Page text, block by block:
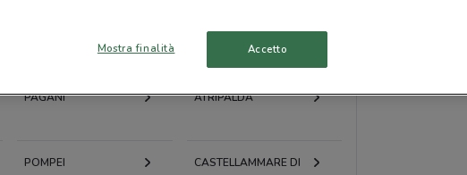
EBOLI
PAGANI ATRIPALDA
POMPEI
CASTELLAMMARE DI
Mostra finalità Accetto